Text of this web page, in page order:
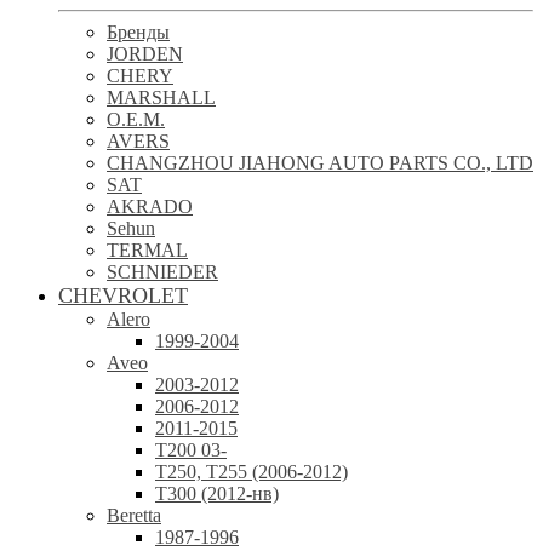
Бренды
JORDEN
CHERY
MARSHALL
O.E.M.
AVERS
CHANGZHOU JIAHONG AUTO PARTS CO., LTD
SAT
AKRADO
Sehun
TERMAL
SCHNIEDER
CHEVROLET
Alero
1999-2004
Aveo
2003-2012
2006-2012
2011-2015
T200 03-
T250, T255 (2006-2012)
T300 (2012-нв)
Beretta
1987-1996